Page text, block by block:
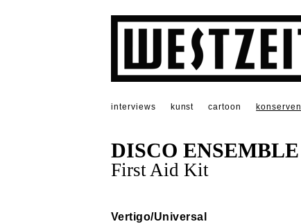
interviews kunst cartoon konserven
DISCO ENSEMBLE
First Aid Kit
Vertigo/Universal